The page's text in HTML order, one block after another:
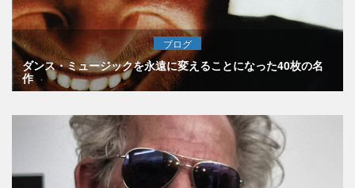
ブログ
ダンス・ミュージックを永遠に変えることになった40枚の名
作